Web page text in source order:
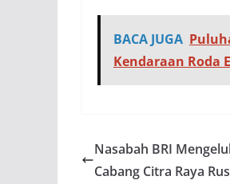
BACA JUGA
Kendaraan Roda
Nasabah BRI
Cabang Citra Raya